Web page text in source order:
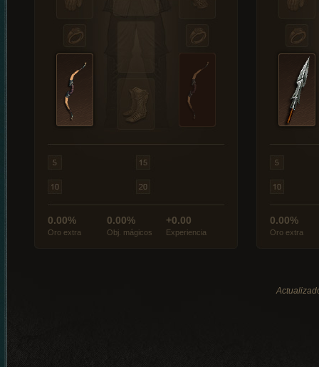
0.00%
Oro extra
0.00%
Obj. mágicos
+0.00
Experiencia
0.00%
Oro extra